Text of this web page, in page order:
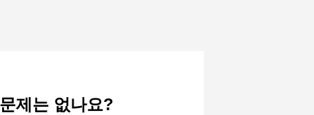
제는 없나요?